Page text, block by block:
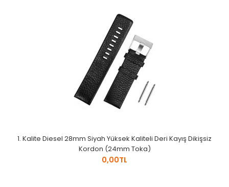
1. Kalite Diesel 28mm Siyah Yüksek Kaliteli Deri Kayış Dikişsiz
Kordon (24mm Toka)
0,00TL